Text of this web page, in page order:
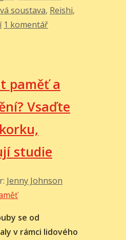
soustava, Reishi,
1 komentář
paměť a
Vsaďte
studie
Jenny Johnson
se od
v rámci lidového